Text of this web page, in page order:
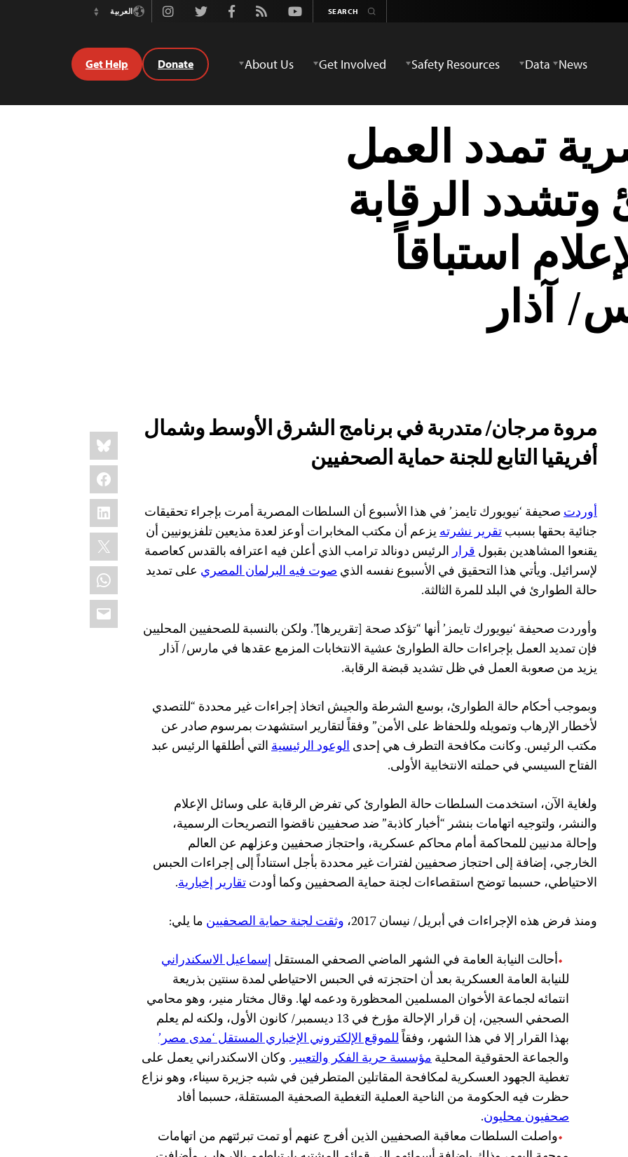
Youtube
Rss
Facebook
Twitter
Instagramالعربية
Switch
News
Data
Safety Resources
Get Involved
About Us
Donate
Get Help
تمدد العمل
وتشدد الرقابة
استباقاً
آذار
Share
this:
Bluesky
Facebook
LinkedIn
X
WhatsApp
Email
مروة مرجان/ متدربة في برنامج الشرق الأوسط وشمال
أفريقيا التابع للجنة حماية الصحفيين
أوردتصحيفة ‘نيويورك تايمز’ في هذا الأسبوع أن السلطات المصرية أمرت بإجراء تحقيقات
جنائية بحقها بسببتقرير نشرتهيزعم أن مكتب المخابرات أوعز لعدة مذيعين تلفزيونيين أن
يقنعوا المشاهدين بقبولقرارالرئيس دونالد ترامب الذي أعلن فيه اعترافه بالقدس كعاصمة
لإسرائيل. ويأتي هذا التحقيق في الأسبوع نفسه الذيصوت فيه البرلمان المصري على تمديد
حالة الطوارئ في البلد للمرة الثالثة.
وأوردت صحيفة ‘نيويورك تايمز’ أنها “تؤكد صحة [تقريرها]”. ولكن بالنسبة للصحفيين المحليين
فإن تمديد العمل بإجراءات حالة الطوارئ عشية الانتخابات المزمع عقدها في مارس/ آذار
يزيد من صعوبة العمل في ظل تشديد قبضة الرقابة.
وبموجب أحكام حالة الطوارئ، بوسع الشرطة والجيش اتخاذ إجراءات غير محددة “للتصدي
لأخطار الإرهاب وتمويله وللحفاظ على الأمن” وفقاً لتقارير استشهدت بمرسوم صادر عن
مكتب الرئيس. وكانت مكافحة التطرف هي إحدىالوعود الرئيسيةالتي أطلقها الرئيس عبد
الفتاح السيسي في حملته الانتخابية الأولى.
ولغاية الآن، استخدمت السلطات حالة الطوارئ كي تفرض الرقابة على وسائل الإعلام
والنشر، ولتوجيه اتهامات بنشر “أخبار كاذبة” ضد صحفيين ناقضوا التصريحات الرسمية،
وإحالة مدنيين للمحاكمة أمام محاكم عسكرية، واحتجاز صحفيين وعزلهم عن العالم
الخارجي، إضافة إلى احتجاز صحفيين لفترات غير محددة بأجل استناداً إلى إجراءات الحبس
الاحتياطي، حسبما توضح استقصاءات لجنة حماية الصحفيين وكما أودتتقاريرإخبارية.
ومنذ فرض هذه الإجراءات في أبريل/ نيسان 2017،
وثقت لجنة حماية الصحفيين ما يلي:
أحالت النيابة العامة في الشهر الماضي الصحفي المستقل إسماعيل الاسكندراني
للنيابة العامة العسكرية بعد أن احتجزته في الحبس الاحتياطي لمدة سنتين بذريعة
انتمائه لجماعة الأخوان المسلمين المحظورة ودعمه لها. وقال مختار منير، وهو محامي
الصحفي السجين، إن قرار الإحالة مؤرخ في 13 ديسمبر/ كانون الأول، ولكنه لم يعلم
بهذا القرار إلا في هذا الشهر، وفقاًللموقع الإلكتروني الإخباري المستقل ‘مدى مصر’
والجماعة الحقوقية المحليةمؤسسة حرية الفكر والتعبير. وكان الاسكندراني يعمل على
تغطية الجهود العسكرية لمكافحة المقاتلين المتطرفين في شبه جزيرة سيناء، وهو نزاع
حظرت فيه الحكومة من الناحية العملية التغطية الصحفية المستقلة، حسبما أفاد
صحفيون محليون.
واصلت السلطات معاقبة الصحفيين الذين أفرج عنهم أو تمت تبرئتهم من اتهامات